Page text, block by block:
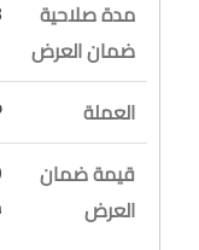
مدة صلاحية
ضمان العرض
العملة
قيمة ضمان
العرض